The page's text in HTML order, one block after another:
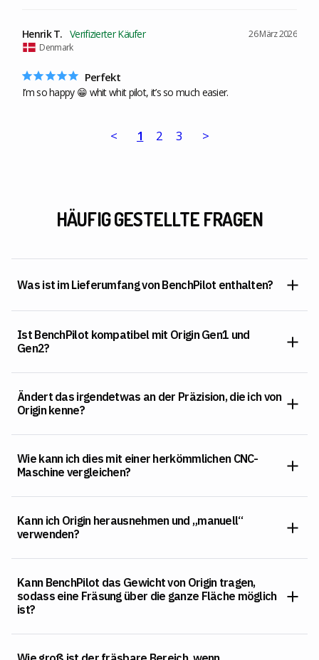
26 März 2026
Henrik T.
Denmark
Perfekt
I’m so happy 😁 whit whit pilot, it’s so much easier.
< 1 2 3 >
HÄUFIG GESTELLTE FRAGEN
Was ist im Lieferumfang von BenchPilot enthalten?
Ist BenchPilot kompatibel mit Origin Gen1 und
Gen2?
Ändert das irgendetwas an der Präzision, die ich von
Origin kenne?
Wie kann ich dies mit einer herkömmlichen CNC-
Maschine vergleichen?
Kann ich Origin herausnehmen und „manuell“
verwenden?
Kann BenchPilot das Gewicht von Origin tragen,
sodass eine Fräsung über die ganze Fläche möglich
ist?